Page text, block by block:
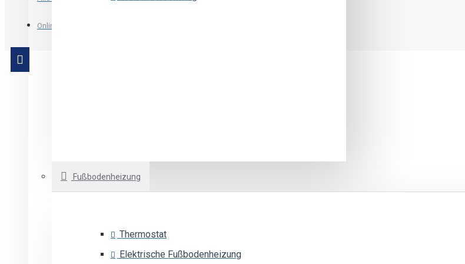
Fußbodenheizung
Thermostat
Elektrische Fußbodenheizung
Online Shop qStom.si